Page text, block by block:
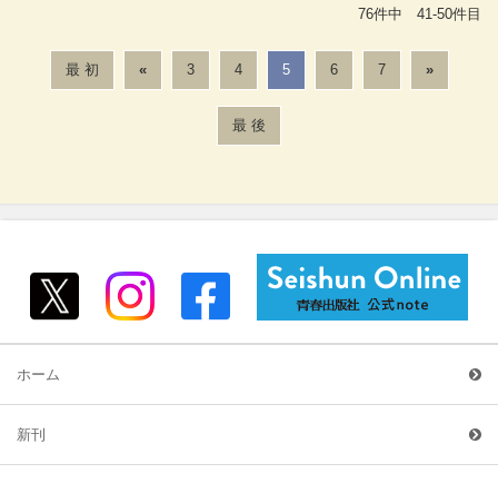
76件中 41-50件目
最 初 « 3 4 5 6 7 »
最 後
ホーム
新刊